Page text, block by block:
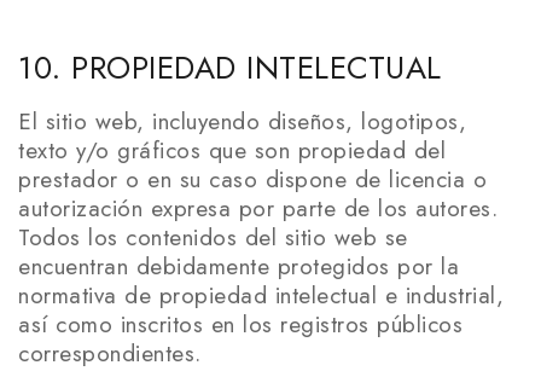
10. PROPIEDAD INTELECTUAL
El sitio web, incluyendo diseños, logotipos,
texto y/o gráficos que son propiedad del
prestador o en su caso dispone de licencia o
autorización expresa por parte de los autores.
Todos los contenidos del sitio web se
encuentran debidamente protegidos por la
normativa de propiedad intelectual e industrial,
así como inscritos en los registros públicos
correspondientes.